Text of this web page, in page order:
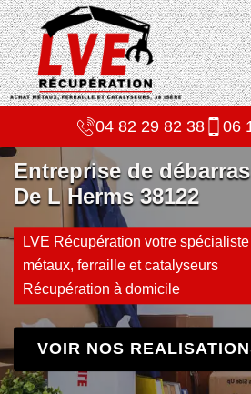
04 82 29 82 38 06
Entreprise de
De L Herms 38122
LVE Récupération votre
métaux, ferraille et catalyseurs
Récupération à domicile
VOIR NOS